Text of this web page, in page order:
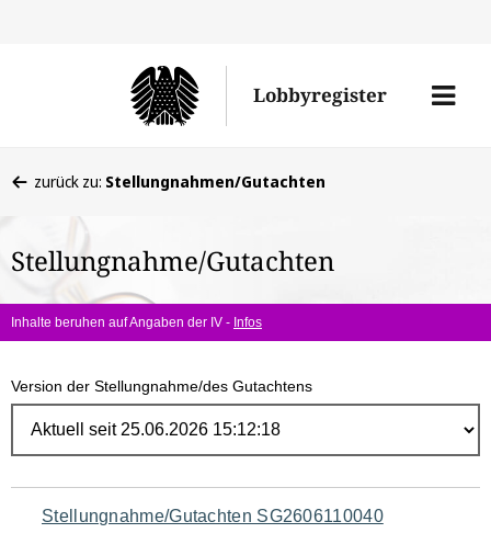
Lobbyregister
Menü
befinden
hier:
zurück zu: Stellungnahmen/Gutachten
Stellungnahme/Gutachten
Inhalte beruhen auf Angaben der IV - Infos
Version der Stellungnahme/des Gutachtens
Navigation
Stellungnahme/Gutachten SG2606110040